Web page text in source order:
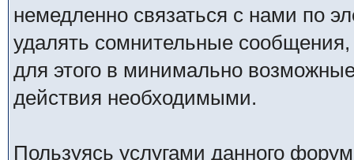
немедленно связаться с нами по
удалять сомнительные
для этого в минимально
действия необходимыми.
Пользуясь услугами данного